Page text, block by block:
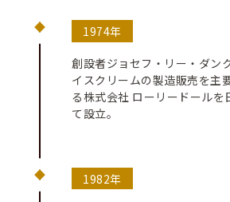
1974年
創設者ジョセフ・リー・ダン
イスクリームの製造販売を主
る株式会社 ローリードールを
て設立。
1982年